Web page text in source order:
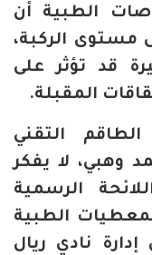
الطبية أن
مستوى الركبة،
قد تؤثر على
المقبلة.
التقني
وهبي، لا يفكر
الرسمية
الطبية
نادي ريال